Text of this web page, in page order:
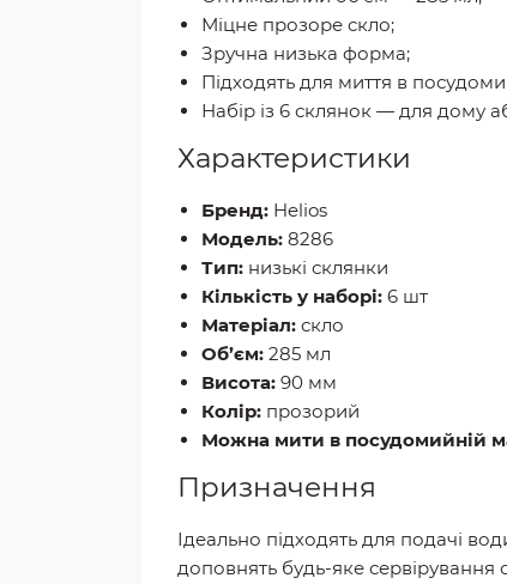
Міцне прозоре скло;
Зручна низька форма;
Підходять для миття в
Набір із 6 склянок — для дому
Характеристики
Бренд: Helios
Модель: 8286
Тип: низькі склянки
Кількість у наборі: 6 шт
Матеріал: скло
Об’єм: 285 мл
Висота: 90 мм
Колір: прозорий
Можна мити в посудомийній
Призначення
Ідеально підходять для подачі
доповнять будь-яке сервірування